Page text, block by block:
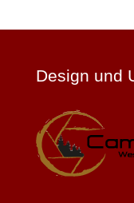
Design und